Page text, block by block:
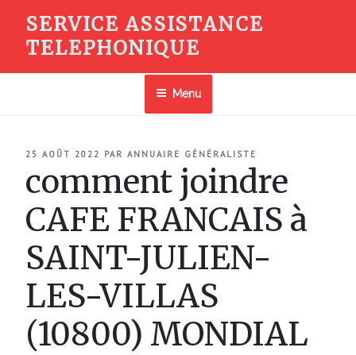
contenu
SERVICE ASSISTANCE
TELEPHONIQUE
Menu
PUBLIÉ
25 AOÛT 2022 PAR ANNUAIRE GÉNÉRALISTE
comment joindre
CAFE FRANCAIS à
SAINT-JULIEN-
LES-VILLAS
(10800) MONDIAL